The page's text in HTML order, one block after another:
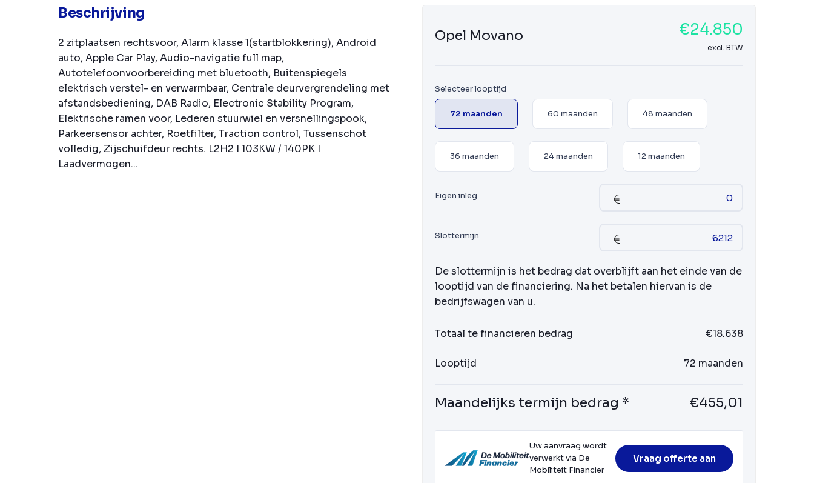
Beschrijving
2 zitplaatsen rechtsvoor, Alarm klasse 1(startblokkering), Android
auto, Apple Car Play, Audio-navigatie full map,
Autotelefoonvoorbereiding met bluetooth, Buitenspiegels
elektrisch verstel- en verwarmbaar, Centrale deurvergrendeling met
afstandsbediening, DAB Radio, Electronic Stability Program,
Elektrische ramen voor, Lederen stuurwiel en versnellingspook,
Parkeersensor achter, Roetfilter, Traction control, Tussenschot
volledig, Zijschuifdeur rechts. L2H2 I 103KW / 140PK I
Laadvermogen...
Opel Movano €24.850
excl. BTW
Selecteer looptijd
72 maanden 60 maanden 48 maanden
36 maanden 24 maanden 12 maanden
Eigen inleg
Slottermijn
De slottermijn is het bedrag dat overblijft aan het einde van de
looptijd van de financiering. Na het betalen hiervan is de
bedrijfswagen van u.
Totaal te financieren bedrag €18.638
Looptijd 72 maanden
Maandelijks termijn bedrag * €455,01
Uw aanvraag wordt
verwerkt via De
Mobiliteit Financier
Vraag offerte aan